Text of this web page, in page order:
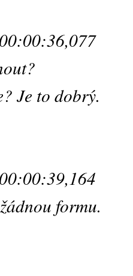
Je to dobrý.
formu.